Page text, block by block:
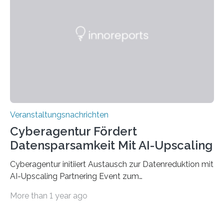
„QUAZAR“ mit insgesamt 1,15 Millionen Euro über vier
Veranstaltungsnachrichten
Cyberagentur Fördert
Datensparsamkeit Mit AI-Upscaling
Cyberagentur initiiert Austausch zur Datenreduktion mit
AI-Upscaling Partnering Event zum
innovative DatenverarbeitungDie Agentur für
More than 1 year ago